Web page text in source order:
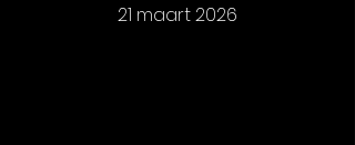
21 maart 2026